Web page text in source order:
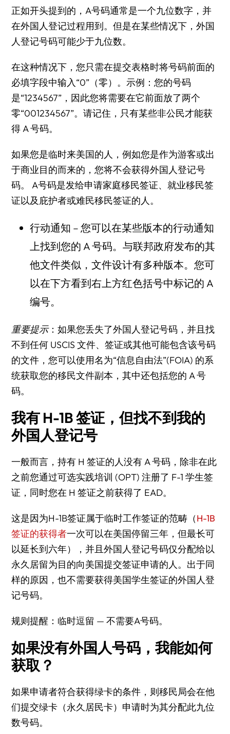
正如开头提到的，A号码通常是一个九位数字，并
在外国人登记过程用到。但是在某些情况下，外国
人登记号码可能少于九位数。
在这种情况下，您只需在提交表格时将号码前面的
必填字段中输入“0”（零）。示例：您的号码
是“1234567”，因此您将需要在它前面放了两个
零“001234567”。请记住，只有某些非公民才能获
得 A 号码。
如果您是临时来美国的人，例如您是作为游客或出
于商业目的而来的，您将不会获得外国人登记号
码。 A号码是发给申请家庭移民签证、就业移民签
证以及庇护者或难民移民签证的人。
行动通知 – 您可以在某些版本的行动通知
上找到您的 A 号码。与联邦政府发布的其
他文件类似，文件设计有多种版本。您可
以在下方看到右上方红色括号中标记的 A
编号。
重要提示：如果您丢失了外国人登记号码，并且找
不到任何 USCIS 文件、签证或其他可能包含该号码
的文件，您可以使用名为“信息自由法”(FOIA) 的系
统获取您的移民文件副本，其中还包括您的 A 号
码。
我有 H-1B 签证，但找不到我的
外国人登记号
一般而言，持有 H 签证的人没有 A 号码，除非在此
之前您通过可选实践培训 (OPT) 注册了 F-1 学生签
证，同时您在 H 签证之前获得了 EAD。
这是因为H-1B签证属于临时工作签证的范畴（H-1B
签证的获得者一次可以在美国停留三年，但最长可
以延长到六年），并且外国人登记号码仅分配给以
永久居留为目的向美国提交签证申请的人。出于同
样的原因，也不需要获得美国学生签证的外国人登
记号码。
规则提醒：临时逗留 — 不需要A号码。
如果没有外国人号码，我能如何
获取？
如果申请者符合获得绿卡的条件，则移民局会在他
们提交绿卡（永久居民卡）申请时为其分配此九位
数号码。